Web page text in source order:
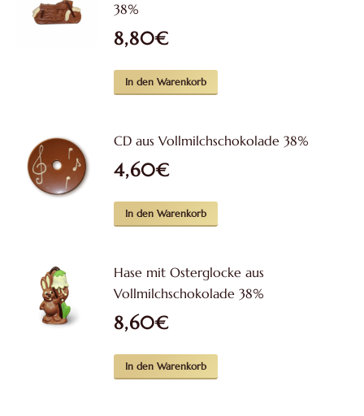
38%
8,80€
In den Warenkorb
CD aus Vollmilchschokolade 38%
4,60€
In den Warenkorb
Hase mit Osterglocke aus
Vollmilchschokolade 38%
8,60€
In den Warenkorb